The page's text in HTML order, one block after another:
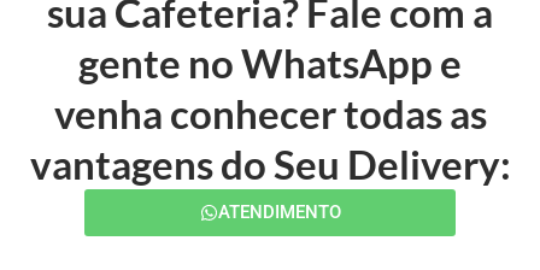
sua Cafeteria? Fale com a
gente no WhatsApp e
venha conhecer todas as
vantagens do Seu Delivery:
ATENDIMENTO